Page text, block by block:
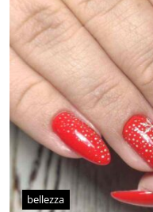
bellezza